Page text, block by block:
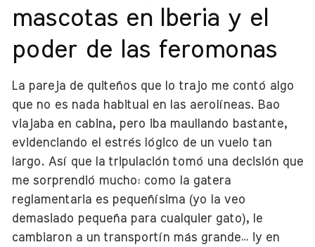
mascotas en Iberia y el
poder de las feromonas
La pareja de quiteños que lo trajo me contó algo
que no es nada habitual en las aerolíneas. Bao
viajaba en cabina, pero iba maullando bastante,
evidenciando el estrés lógico de un vuelo tan
largo. Así que la tripulación tomó una decisión que
me sorprendió mucho: como la gatera
reglamentaria es pequeñísima (yo la veo
demasiado pequeña para cualquier gato), le
cambiaron a un transportín más grande… ¡y en